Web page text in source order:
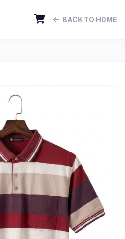
BACK TO HOME